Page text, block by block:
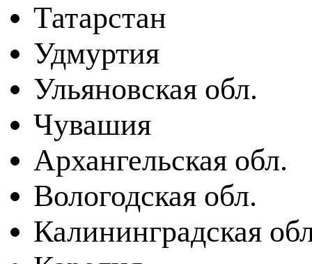
Татарстан
Удмуртия
Ульяновская обл.
Чувашия
Архангельская обл.
Вологодская обл.
Калининградская